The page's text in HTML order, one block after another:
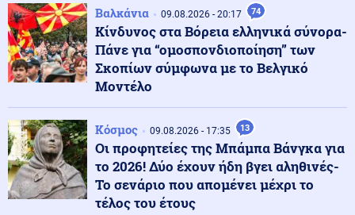
Κόσμος 10.08.2026 - 10:34
Ο Παναμάς ενισχύει την ασφάλεια στα σύνορα με την
Κολομβία μετά τις επιθέσεις
Κόσμος 10.08.2026 - 10:30
Η Συρία ανακοίνωσε συμφωνία με τη Μόσχα, για τις
στρατιωτικές της βάσεις
Αθλητισμός
Η 17χρονη Ελένη Ιακωβάκη που κατέκτησε το χάλκινο
μετάλλιο στο παγκόσμιο πρωτάθλημα στίβου U20
Βαλκάνια 09.08.2026 - 20:17 74
Κίνδυνος στα Βόρεια ελληνικά σύνορα-
Πάνε για “ομοσπονδιοποίηση” των
Σκοπίων σύμφωνα με το Βελγικό
Μοντέλο
Κόσμος 09.08.2026 - 17:35 13
Οι προφητείες της Μπάμπα Βάνγκα για
το 2026! Δύο έχουν ήδη βγει αληθινές-
Το σενάριο που απομένει μέχρι το
τέλος του έτους